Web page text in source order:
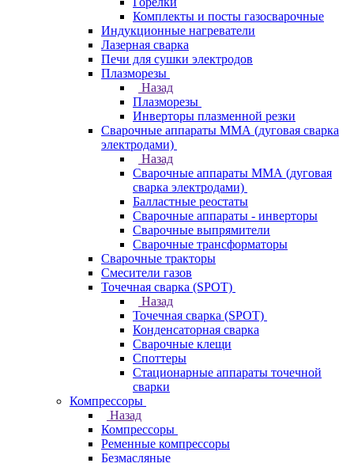
Комплекты и посты газосварочные
Индукционные нагреватели
Лазерная сварка
Печи для сушки электродов
Плазморезы
Назад
Плазморезы
Инверторы плазменной резки
Сварочные аппараты ММА (дуговая сварка
электродами)
Назад
Сварочные аппараты ММА (дуговая
сварка электродами)
Балластные реостаты
Сварочные аппараты - инверторы
Сварочные выпрямители
Сварочные трансформаторы
Сварочные тракторы
Смесители газов
Точечная сварка (SPOT)
Назад
Точечная сварка (SPOT)
Конденсаторная сварка
Сварочные клещи
Споттеры
Стационарные аппараты точечной
сварки
Компрессоры
Назад
Компрессоры
Ременные компрессоры
Безмасляные